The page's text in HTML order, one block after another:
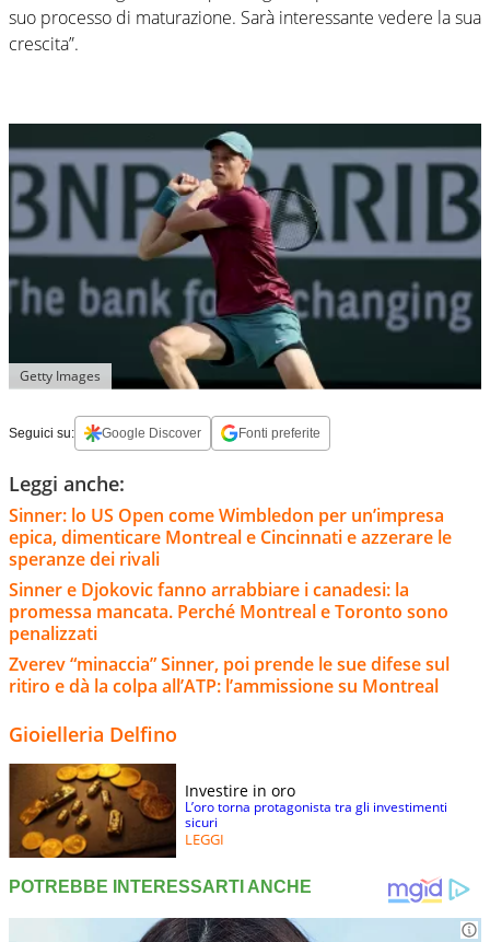
suo processo di maturazione. Sarà interessante vedere la sua
crescita”.
Getty Images
Seguici su: Google Discover Fonti preferite
Leggi anche:
Sinner: lo US Open come Wimbledon per un’impresa
epica, dimenticare Montreal e Cincinnati e azzerare le
speranze dei rivali
Sinner e Djokovic fanno arrabbiare i canadesi: la
promessa mancata. Perché Montreal e Toronto sono
penalizzati
Zverev “minaccia” Sinner, poi prende le sue difese sul
ritiro e dà la colpa all’ATP: l’ammissione su Montreal
Gioielleria Delfino
Investire in oro
L’oro torna protagonista tra gli investimenti
sicuri
LEGGI